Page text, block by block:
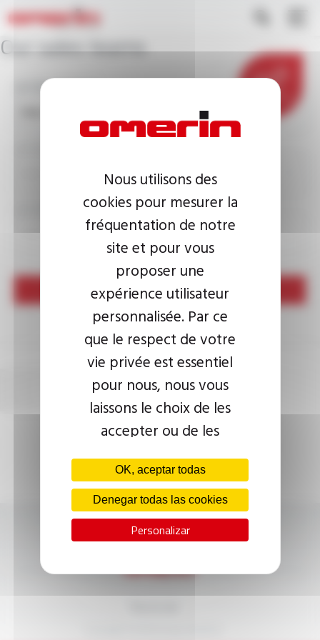
Pasar
contenido
principal
Appliquer
Our sales teams
VOTRE SECTEUR
VOTRE DÉPARTEMENT
Appliquer
Panel de gestión de cookies
Nous utilisons des
cookies pour mesurer la
fréquentation de notre
site et pour vous
proposer une
expérience utilisateur
personnalisée. Par ce
que le respect de votre
vie privée est essentiel
pour nous, nous vous
laissons le choix de les
accepter ou de les
paramétrer.
OK, aceptar todas
Denegar todas las cookies
Personalizar